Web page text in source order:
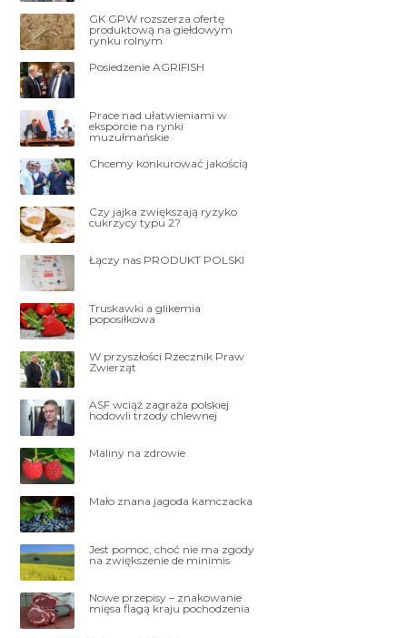
GK GPW rozszerza ofertę
produktową na giełdowym
rynku rolnym
Posiedzenie AGRIFISH
Prace nad ułatwieniami w
eksporcie na rynki
muzułmańskie
Chcemy konkurować jakością
Czy jajka zwiększają ryzyko
cukrzycy typu 2?
Łączy nas PRODUKT POLSKI
Truskawki a glikemia
poposiłkowa
W przyszłości Rzecznik Praw
Zwierząt
ASF wciąż zagraża polskiej
hodowli trzody chlewnej
Maliny na zdrowie
Mało znana jagoda kamczacka
Jest pomoc, choć nie ma zgody
na zwiększenie de minimis
Nowe przepisy – znakowanie
mięsa flagą kraju pochodzenia